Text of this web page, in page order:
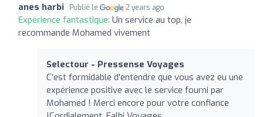
anes harbi Publié le 2 years ago
Expérience fantastique: Un service au top, je
recommande Mohamed vivement
Selectour - Pressense Voyages
C'est formidable d'entendre que vous avez eu une
expérience positive avec le service fourni par
Mohamed ! Merci encore pour votre confiance